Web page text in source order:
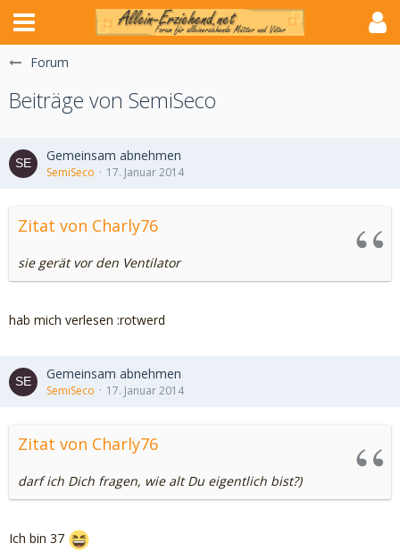
Forum
Beiträge von SemiSeco
Gemeinsam abnehmen
SemiSeco 17. Januar 2014
Zitat von Charly76
sie gerät vor den Ventilator
hab mich verlesen :rotwerd
Gemeinsam abnehmen
SemiSeco 17. Januar 2014
Zitat von Charly76
darf ich Dich fragen, wie alt Du eigentlich bist?)
Ich bin 37